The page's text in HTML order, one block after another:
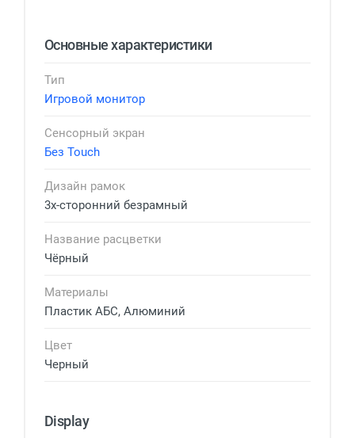
Основные характеристики
Тип
Игровой монитор
Сенсорный экран
Без Touch
Дизайн рамок
3х-сторонний безрамный
Название расцветки
Чёрный
Материалы
Пластик АБС, Алюминий
Цвет
Черный
Display